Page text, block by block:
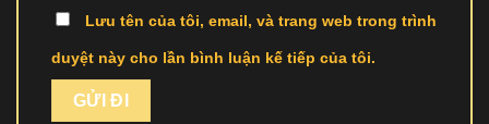
Lưu tên của tôi, email, và trang web trong trình
duyệt này cho lần bình luận kế tiếp của tôi.